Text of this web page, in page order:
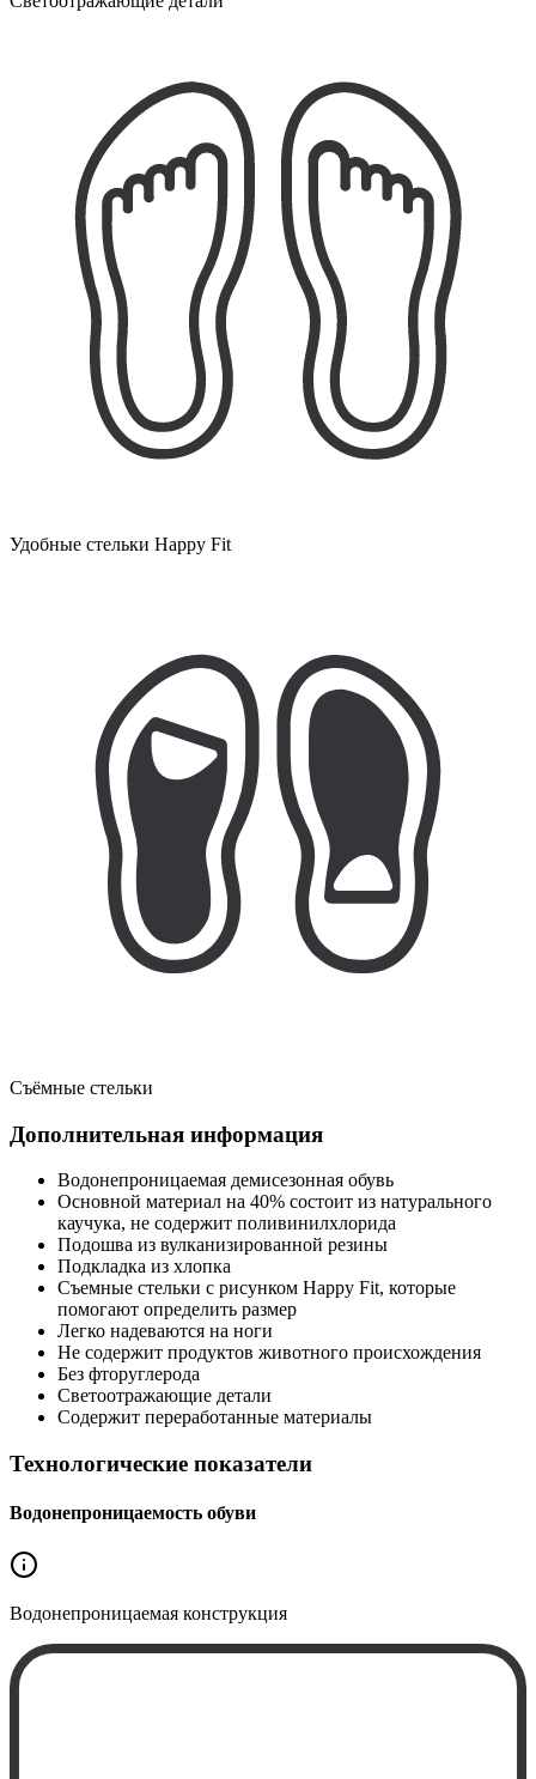
Удобные стельки Happy Fit
Съёмные стельки
Дополнительная информация
Водонепроницаемая демисезонная обувь
Основной материал на 40% состоит из натурального
каучука, не содержит поливинилхлорида
Подошва из вулканизированной резины
Подкладка из хлопка
Съемные стельки с рисунком Happy Fit, которые
помогают определить размер
Легко надеваются на ноги
Не содержит продуктов животного происхождения
Без фторуглерода
Светоотражающие детали
Содержит переработанные материалы
Технологические показатели
Водонепроницаемость обуви
Водонепроницаемая конструкция